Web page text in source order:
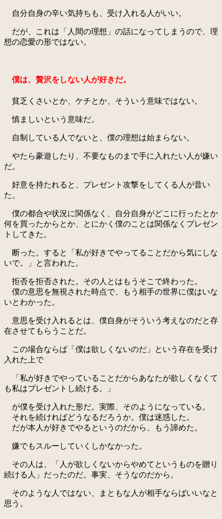
自分自身の辛い気持ちも、受け入れる人がいい。
だが、これは「人間の理想」の話になってしまうので、理
想の恋愛の形ではない。
僕は、贅沢をしない人が好きだ。
貧乏くさいとか、ケチとか、そういう意味ではない。
慎ましいという意味だ。
自制している人でないと、僕の理想は始まらない。
やたら豪遊したり、不要なものまで手に入れたい人が嫌い
だ。
好意を持たれると、プレゼント攻撃をしてくる人が昔い
た。
僕の都合や状況に関係なく、自分自身がどこに行ったとか
何を買ったからとか、とにかく僕のことは関係なくプレゼン
トしてきた。
断った。すると「私が好きでやってることだから気にしな
いで。」と言われた。
拒否を拒否された。その人とはもうそこで終わった。
僕の意思を無視された時点で、もう相手の世界に僕はいな
いとわかった。
意思を受け入れるとは、僕自身がそういう考えなのだと存
在させてもらうことだ。
この場合ならば「僕は欲しくないのだ」という存在を受け
入れた上で
「私が好きでやっていることだからあなたが欲しくなくて
も私はプレゼントし続ける。」
が僕を受け入れた形だ。実際、そのようになっている。
それを続ければどうなるだろうか。僕は迷惑した。
だが本人が好きでやるというのだから、もう諦めた。
嫌でもスルーしていくしかなかった。
その人は、「人が欲しくないからやめてというものを贈り
続ける人」だったのだ。事実、そうなのだから。
そのような人ではない、まともな人が相手ならばいいなと
思う。